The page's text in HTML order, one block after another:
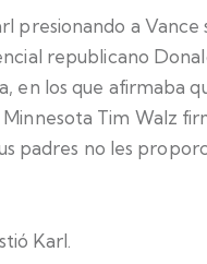
presionando a
republicano
en los que afirmaba
Tim Walz
padres no les
Karl.